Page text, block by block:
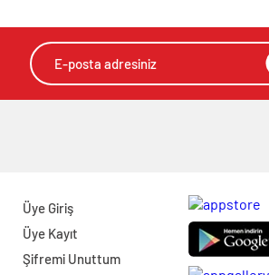
Üye Giriş
Üye Kayıt
Şifremi Unuttum